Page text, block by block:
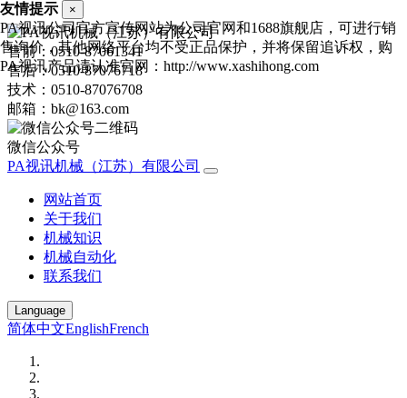
售前：0510-87061341
售后：0510-87076718
技术：0510-87076708
邮箱：bk@163.com
微信公众号
PA视讯机械（江苏）有限公司
网站首页
关于我们
机械知识
机械自动化
联系我们
Language
简体中文EnglishFrench
友情提示 ×
PA视讯公司官方宣传网站为公司官网和1688旗舰店，可进行销
售询价，其他网络平台均不受正品保护，并将保留追诉权，购
PA视讯产品请认准官网：http://www.xashihong.com